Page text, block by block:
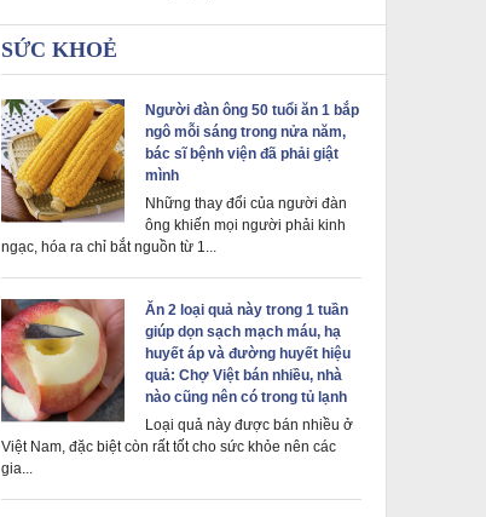
SỨC KHOẺ
Người đàn ông 50 tuổi ăn 1 bắp
ngô mỗi sáng trong nửa năm,
bác sĩ bệnh viện đã phải giật
mình
Những thay đổi của người đàn
ông khiến mọi người phải kinh
ngạc, hóa ra chỉ bắt nguồn từ 1...
Ăn 2 loại quả này trong 1 tuần
giúp dọn sạch mạch máu, hạ
huyết áp và đường huyết hiệu
quả: Chợ Việt bán nhiều, nhà
nào cũng nên có trong tủ lạnh
Loại quả này được bán nhiều ở
Việt Nam, đặc biệt còn rất tốt cho sức khỏe nên các
gia...